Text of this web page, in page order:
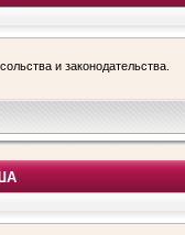
и законодательства.